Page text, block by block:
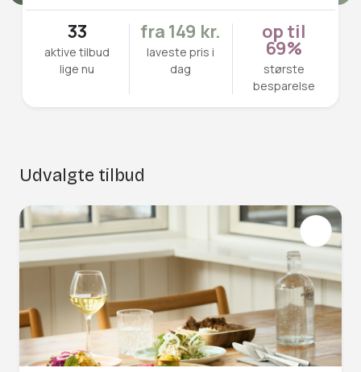
33
aktive tilbud
lige nu
fra 149 kr.
laveste pris i
dag
op til
69%
største
besparelse
Udvalgte tilbud